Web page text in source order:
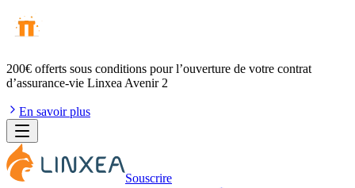
200€ offerts sous conditions pour l’ouverture de votre contrat
d’assurance-vie Linxea Avenir 2
En savoir plus
Souscrire